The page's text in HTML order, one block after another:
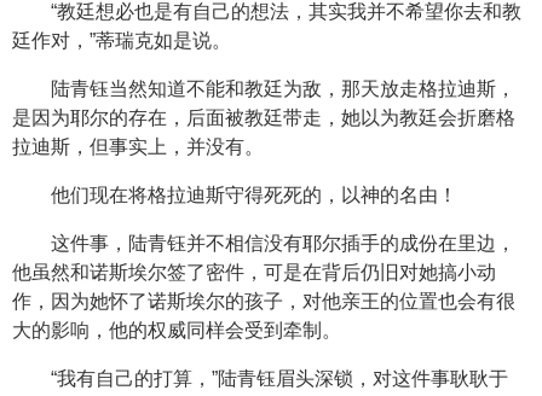
“教廷想必也是有自己的想法，其实我并不希望你去和教
廷作对，”蒂瑞克如是说。
陆青钰当然知道不能和教廷为敌，那天放走格拉迪斯，
是因为耶尔的存在，后面被教廷带走，她以为教廷会折磨格
拉迪斯，但事实上，并没有。
他们现在将格拉迪斯守得死死的，以神的名由！
这件事，陆青钰并不相信没有耶尔插手的成份在里边，
他虽然和诺斯埃尔签了密件，可是在背后仍旧对她搞小动
作，因为她怀了诺斯埃尔的孩子，对他亲王的位置也会有很
大的影响，他的权威同样会受到牵制。
“我有自己的打算，”陆青钰眉头深锁，对这件事耿耿于